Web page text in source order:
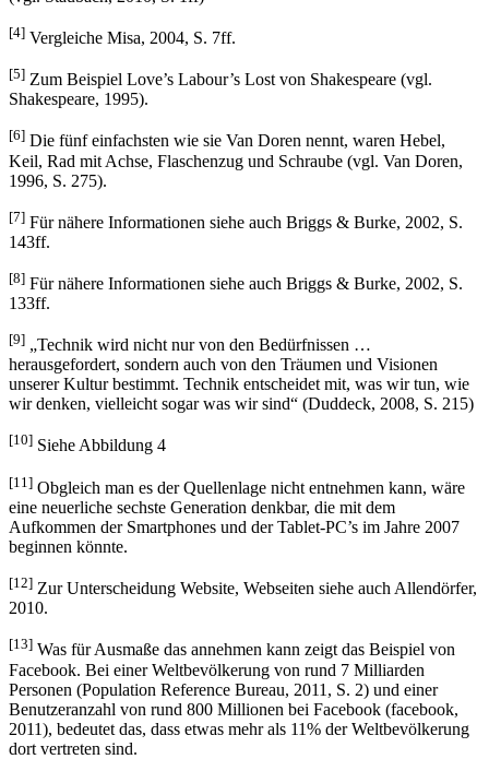
[3]
(vgl. Staubach, 2010, S. 1ff)
[4] Vergleiche Misa, 2004, S. 7ff.
Shakespeare, 1995).
[6]Die fünf einfachsten wie sie Van Doren nennt, waren Hebel,
1996, S. 275).
143ff.
133ff.
[9]„Technik wird nicht nur von den Bedürfnissen …
herausgefordert, sondern auch von den Träumen und Visionen
wir denken, vielleicht sogar was wir sind“ (Duddeck, 2008, S. 215)
[10] Siehe Abbildung 4
[11]Obgleich man es der Quellenlage nicht entnehmen kann, wäre
eine neuerliche sechste Generation denkbar, die mit dem
beginnen könnte.
2010.
[13]Was für Ausmaße das annehmen kann zeigt das Beispiel von
Facebook. Bei einer Weltbevölkerung von rund 7 Milliarden
Personen (Population Reference Bureau, 2011, S. 2) und einer
Benutzeranzahl von rund 800 Millionen bei Facebook (facebook,